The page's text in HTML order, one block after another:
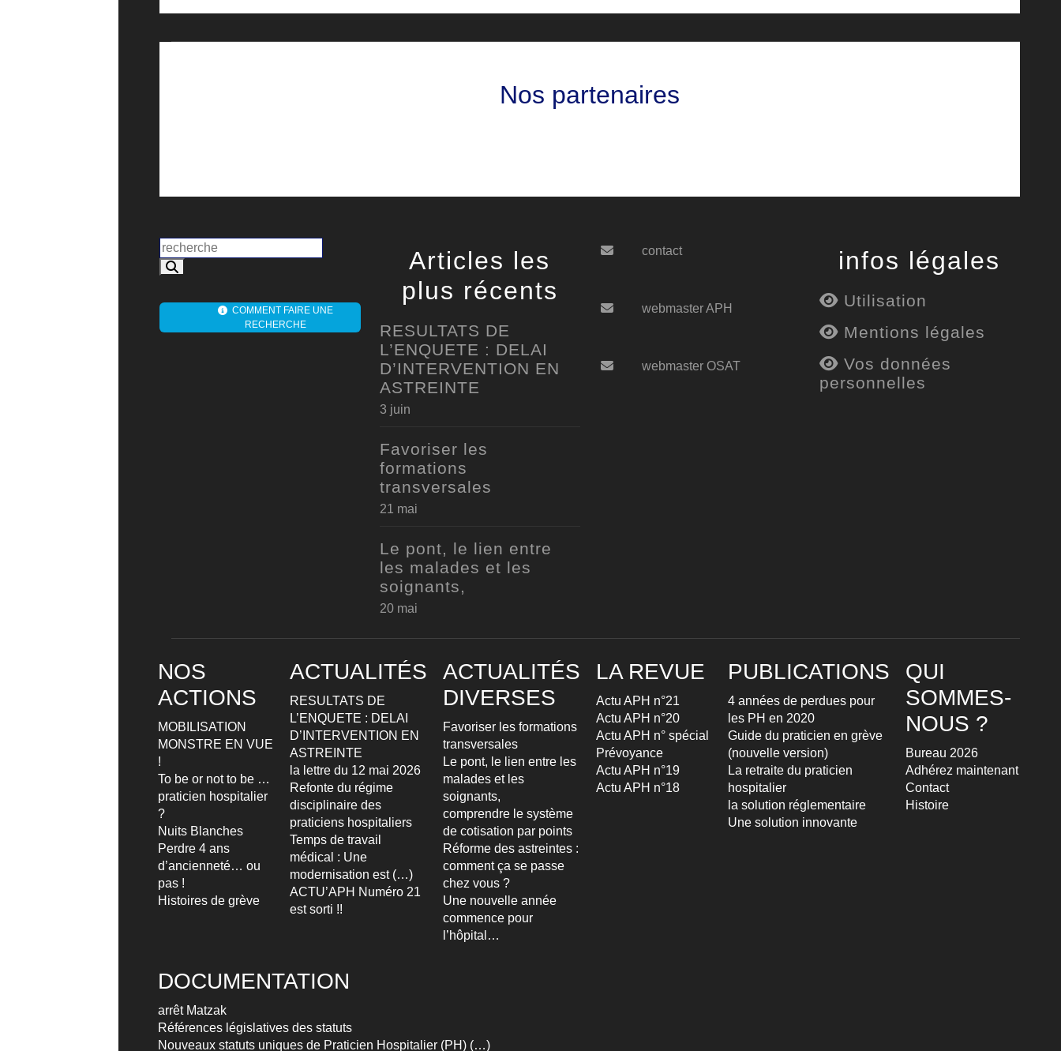
Nos partenaires
COMMENT FAIRE UNE
RECHERCHE
Articles les
plus récents
RESULTATS DE
L’ENQUETE : DELAI
D’INTERVENTION EN
ASTREINTE
3 juin
Favoriser les
formations
transversales
21 mai
Le pont, le lien entre
les malades et les
soignants,
20 mai
contact
webmaster APH
webmaster OSAT
infos légales
Utilisation
Mentions légales
Vos données
personnelles
NOS
ACTIONS
MOBILISATION
MONSTRE EN VUE
!
To be or not to be …
praticien hospitalier
?
Nuits Blanches
Perdre 4 ans
d’ancienneté… ou
pas !
Histoires de grève
ACTUALITÉS
RESULTATS DE
L’ENQUETE : DELAI
D’INTERVENTION EN
ASTREINTE
la lettre du 12 mai 2026
Refonte du régime
disciplinaire des
praticiens hospitaliers
Temps de travail
médical : Une
modernisation est (…)
ACTU’APH Numéro 21
est sorti !!
ACTUALITÉS
DIVERSES
Favoriser les formations
transversales
Le pont, le lien entre les
malades et les
soignants,
comprendre le système
de cotisation par points
Réforme des astreintes :
comment ça se passe
chez vous ?
Une nouvelle année
commence pour
l’hôpital…
LA REVUE
Actu APH n°21
Actu APH n°20
Actu APH n° spécial
Prévoyance
Actu APH n°19
Actu APH n°18
PUBLICATIONS
4 années de perdues pour
les PH en 2020
Guide du praticien en grève
(nouvelle version)
La retraite du praticien
hospitalier
la solution réglementaire
Une solution innovante
QUI
SOMMES-
NOUS ?
Bureau 2026
Adhérez maintenant
Contact
Histoire
DOCUMENTATION
arrêt Matzak
Références législatives des statuts
Nouveaux statuts uniques de Praticien Hospitalier (PH) (…)